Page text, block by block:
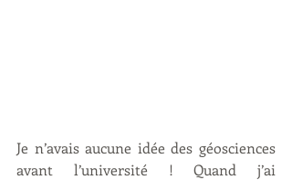
Je n’avais aucune idée des géosciences
avant l’université ! Quand j’ai